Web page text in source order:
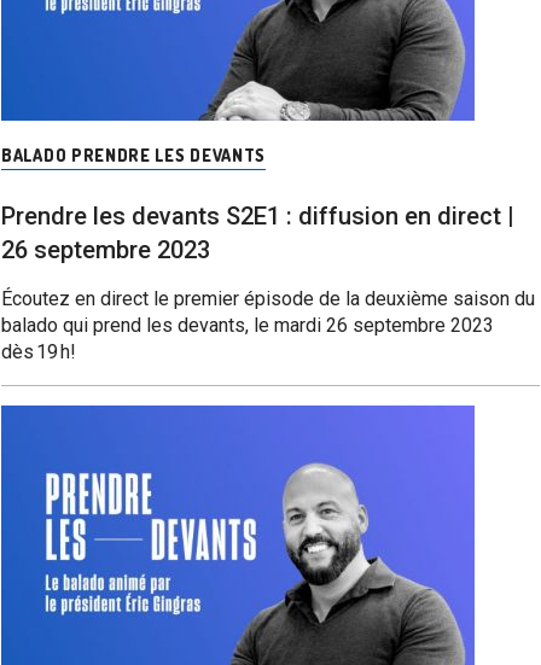
BALADO PRENDRE LES DEVANTS
Prendre les devants S2E1 : diffusion en direct |
26 septembre 2023
Écoutez en direct le premier épisode de la deuxième saison du
balado qui prend les devants, le mardi 26 septembre 2023
dès 19 h!